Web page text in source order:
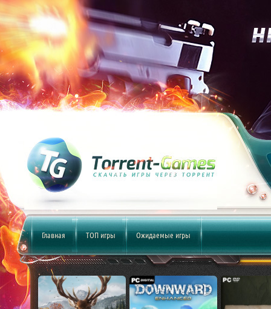
Главная ТОП игры Ожидаемые игры